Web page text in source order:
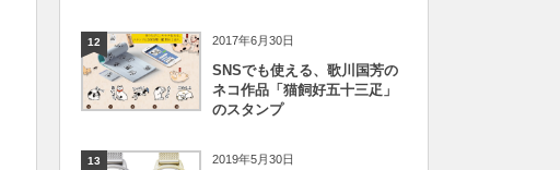
12 2017年6月30日
SNSでも使える、歌川国芳の
ネコ作品「猫飼好五十三疋」
のスタンプ
13 2019年5月30日